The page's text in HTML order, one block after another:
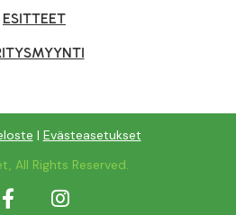
ESITTEET
| Evästeasetukset
All Rights Reserved.
Facebook